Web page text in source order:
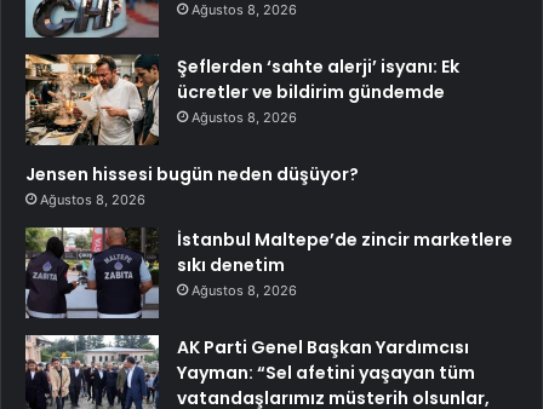
Ağustos 8, 2026
Şeflerden ‘sahte alerji’ isyanı: Ek
ücretler ve bildirim gündemde
Ağustos 8, 2026
Jensen hissesi bugün neden düşüyor?
Ağustos 8, 2026
İstanbul Maltepe’de zincir marketlere
sıkı denetim
Ağustos 8, 2026
AK Parti Genel Başkan Yardımcısı
Yayman: “Sel afetini yaşayan tüm
vatandaşlarımız müsterih olsunlar,